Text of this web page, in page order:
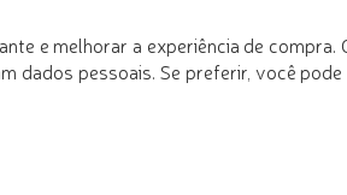
e melhorar a experiência de
pessoais. Se preferir, você